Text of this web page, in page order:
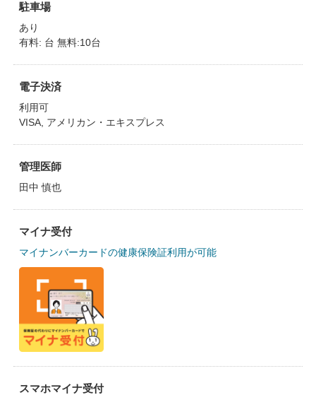
駐車場
あり
有料: 台 無料:10台
電子決済
利用可
VISA, アメリカン・エキスプレス
管理医師
田中 慎也
マイナ受付
マイナンバーカードの健康保険証利用が可能
スマホマイナ受付